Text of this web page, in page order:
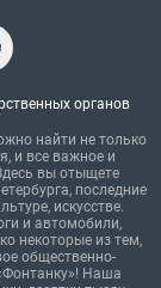
органов
найти не только
и все важное и
вы отыщете
последние
искусстве.
и автомобили,
некоторые из тем,
общественно-
Наша